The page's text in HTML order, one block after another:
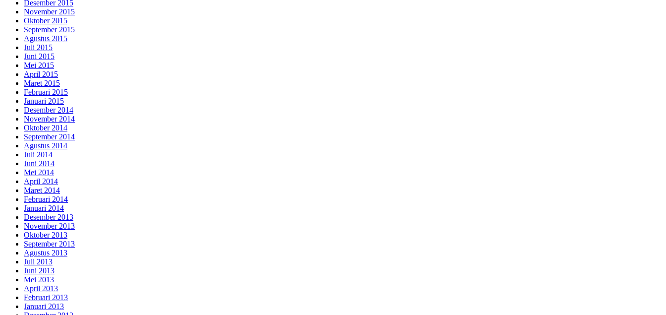
Desember 2015
November 2015
Oktober 2015
September 2015
Agustus 2015
Juli 2015
Juni 2015
Mei 2015
April 2015
Maret 2015
Februari 2015
Januari 2015
Desember 2014
November 2014
Oktober 2014
September 2014
Agustus 2014
Juli 2014
Juni 2014
Mei 2014
April 2014
Maret 2014
Februari 2014
Januari 2014
Desember 2013
November 2013
Oktober 2013
September 2013
Agustus 2013
Juli 2013
Juni 2013
Mei 2013
April 2013
Februari 2013
Januari 2013